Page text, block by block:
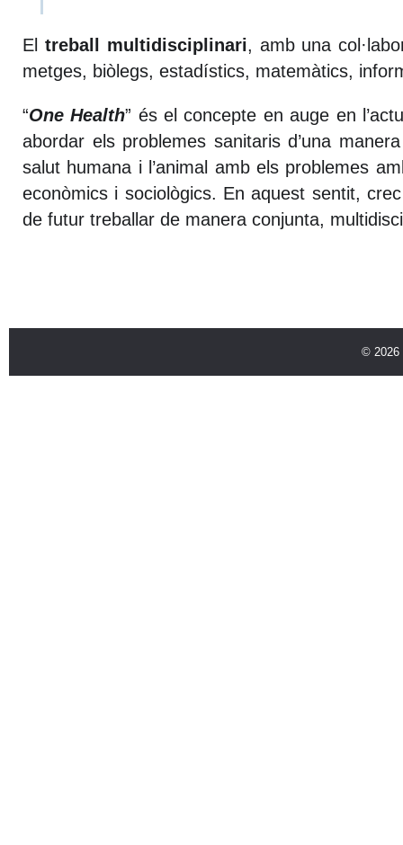
El treball multidisciplinari, amb una
metges, biòlegs, estadístics, matemàtics,
“One Health” és el concepte en auge en
abordar els problemes sanitaris d’una
salut humana i l’animal amb els problemes
econòmics i sociològics. En aquest sentit,
de futur treballar de manera conjunta,
© 2026